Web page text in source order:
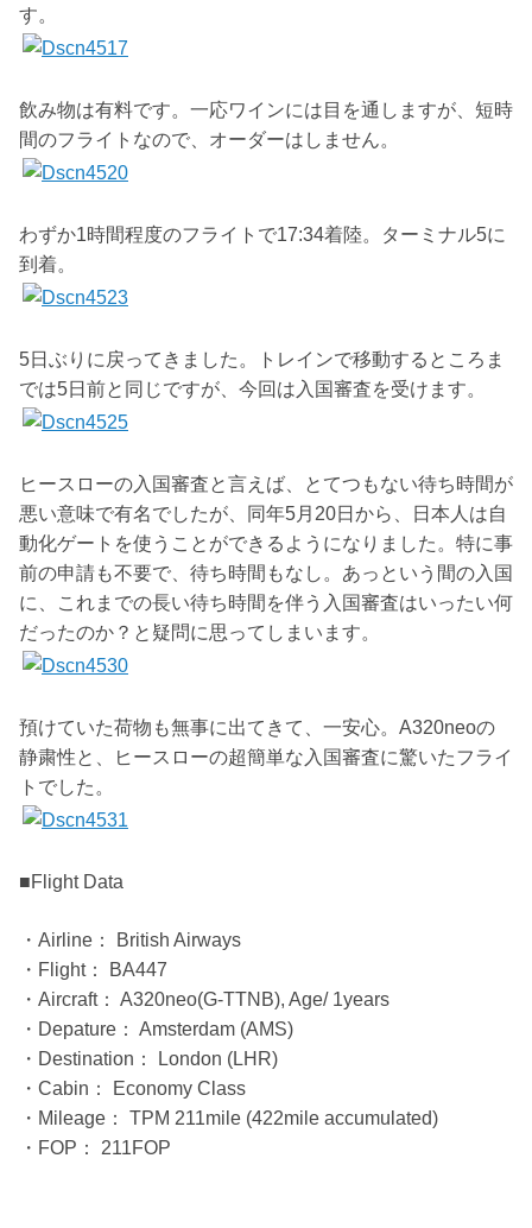
す。
飲み物は有料です。一応ワインには目を通しますが、短時
間のフライトなので、オーダーはしません。
わずか1時間程度のフライトで17:34着陸。ターミナル5に
到着。
5日ぶりに戻ってきました。トレインで移動するところま
では5日前と同じですが、今回は入国審査を受けます。
ヒースローの入国審査と言えば、とてつもない待ち時間が
悪い意味で有名でしたが、同年5月20日から、日本人は自
動化ゲートを使うことができるようになりました。特に事
前の申請も不要で、待ち時間もなし。あっという間の入国
に、これまでの長い待ち時間を伴う入国審査はいったい何
だったのか？と疑問に思ってしまいます。
預けていた荷物も無事に出てきて、一安心。A320neoの
静粛性と、ヒースローの超簡単な入国審査に驚いたフライ
トでした。
■Flight Data
・Airline： British Airways
・Flight： BA447
・Aircraft： A320neo(G-TTNB), Age/ 1years
・Depature： Amsterdam (AMS)
・Destination： London (LHR)
・Cabin： Economy Class
・Mileage： TPM 211mile (422mile accumulated)
・FOP： 211FOP